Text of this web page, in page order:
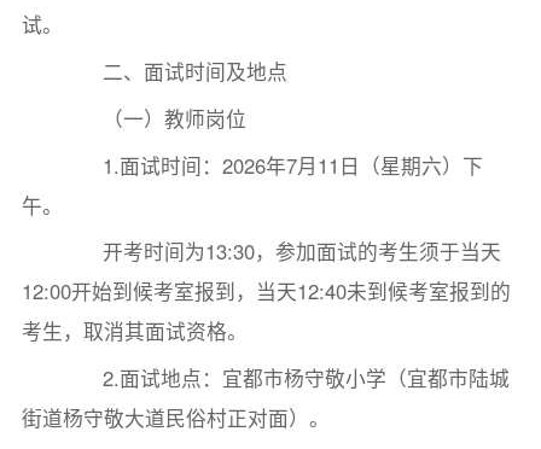
试。
二、面试时间及地点
（一）教师岗位
1.面试时间：2026年7月11日（星期六）下
午。
开考时间为13:30，参加面试的考生须于当天
12:00开始到候考室报到，当天12:40未到候考室报到的
考生，取消其面试资格。
2.面试地点：宜都市杨守敬小学（宜都市陆城
街道杨守敬大道民俗村正对面）。